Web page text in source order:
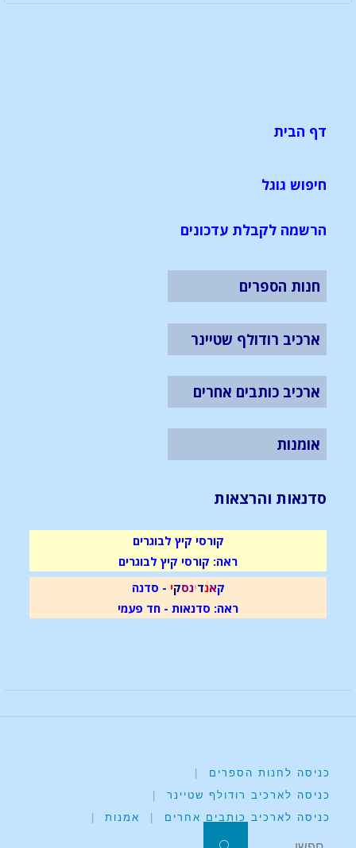
דף הבית
חיפוש גוגל
הרשמה לקבלת עדכונים
חנות הספרים
ארכיב רודולף שטיינר
ארכיב כותבים אחרים
אומנות
סדנאות והרצאות
קורסי קיץ לבוגרים
ראה: קורסי קיץ לבוגרים
קאנדינסקי - סדנה
ראה: סדנאות - חד פעמי
כניסה לחנות הספרים
כניסה לארכיב רודולף שטיינר
כניסה לארכיב כותבים אחרים
אמנות